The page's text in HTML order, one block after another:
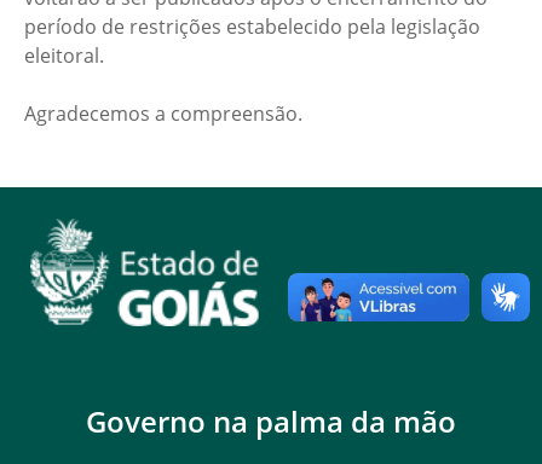
período de restrições estabelecido pela legislação
eleitoral.
Agradecemos a compreensão.
Governo na palma da mão